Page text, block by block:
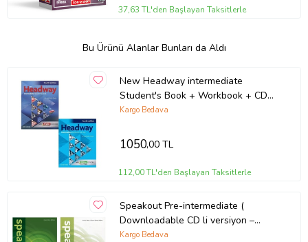
37,63 TL'den Başlayan Taksitlerle
Bu Ürünü Alanlar Bunları da Aldı
New Headway intermediate
Student's Book + Workbook + CD
4th Ed.
Kargo Bedava
1050,00 TL
112,00 TL'den Başlayan Taksitlerle
Speakout Pre-intermediate (
Downloadable CD li versiyon –
Online KOD YOKTUR )
Kargo Bedava